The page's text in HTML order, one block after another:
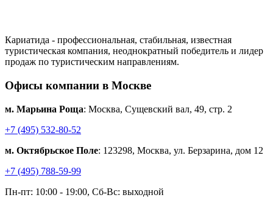
Кариатида - профессиональная, стабильная, известная
туристическая компания, неоднократный победитель и лидер
продаж по туристическим направлениям.
Офисы компании в Москве
м. Марьина Роща: Москва, Сущевский вал, 49, стр. 2
+7 (495) 532-80-52
м. Октябрьское Поле: 123298, Москва, ул. Берзарина, дом 12
+7 (495) 788-59-99
Пн-пт: 10:00 - 19:00, Сб-Вс: выходной